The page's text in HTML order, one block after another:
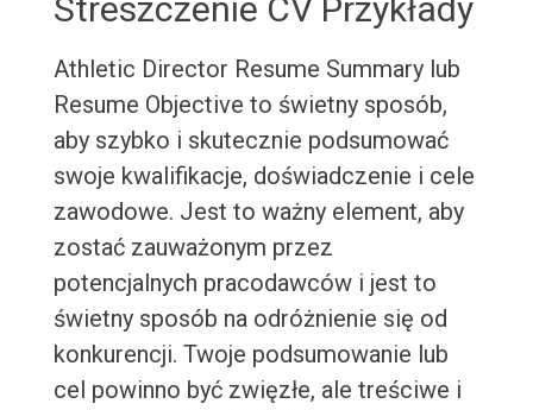
Streszczenie CV Przykłady
Athletic Director Resume Summary lub
Resume Objective to świetny sposób,
aby szybko i skutecznie podsumować
swoje kwalifikacje, doświadczenie i cele
zawodowe. Jest to ważny element, aby
zostać zauważonym przez
potencjalnych pracodawców i jest to
świetny sposób na odróżnienie się od
konkurencji. Twoje podsumowanie lub
cel powinno być zwięzłe, ale treściwe i